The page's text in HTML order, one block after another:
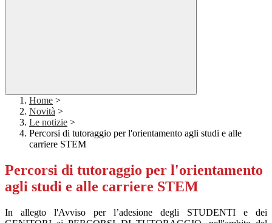
Home >
Novità >
Le notizie >
Percorsi di tutoraggio per l'orientamento agli studi e alle
carriere STEM
Percorsi di tutoraggio per l'orientamento
agli studi e alle carriere STEM
In allegto l'Avviso per l’adesione degli STUDENTI e dei